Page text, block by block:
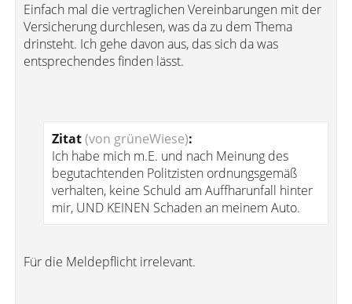
Einfach mal die vertraglichen Vereinbarungen mit der
Versicherung durchlesen, was da zu dem Thema
drinsteht. Ich gehe davon aus, das sich da was
entsprechendes finden lässt.
Zitat(von grüneWiese):
Ich habe mich m.E. und nach Meinung des
begutachtenden Politzisten ordnungsgemäß
verhalten, keine Schuld am Auffharunfall hinter
mir, UND KEINEN Schaden an meinem Auto.
Für die Meldepflicht irrelevant.